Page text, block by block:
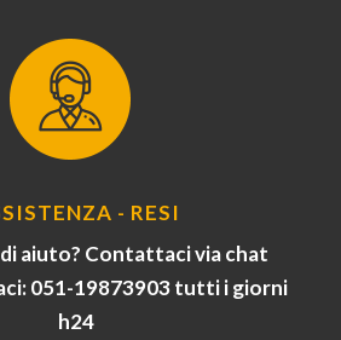
- RESI
aiuto? Contattaci via chat
051-19873903 tutti i giorni
h24